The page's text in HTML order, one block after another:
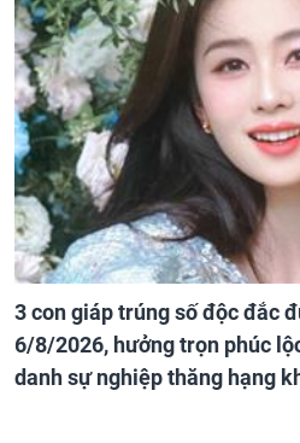
3 con giáp trúng số độc đắc
6/8/2026, hưởng trọn phúc
danh sự nghiệp thăng hạng